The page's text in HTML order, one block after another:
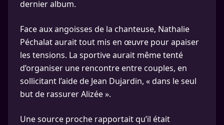
dernier album.
Face aux angoisses de la chanteuse, Nathalie
Péchalat aurait tout mis en œuvre pour apaiser
les tensions. La sportive aurait même tenté
d’organiser une rencontre entre couples, en
sollicitant l’aide de Jean Dujardin, « dans le seul
but de rassurer Alizée ».
Une source proche rapportait qu’il était